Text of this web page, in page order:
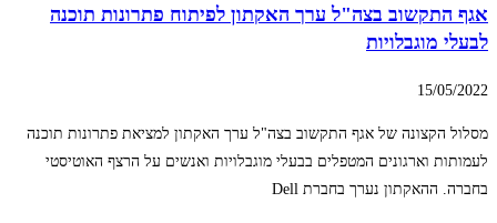
אגף התקשוב בצה"ל ערך האקתון לפיתוח פתרונות תוכנה
לבעלי מוגבלויות
15/05/2022
מסלול הקצונה של אגף התקשוב בצה"ל ערך האקתון למציאת פתרונות תוכנה
לעמותות וארגונים המטפלים בבעלי מוגבלויות ואנשים על הרצף האוטיסטי
בחברה. ההאקתון נערך בחברת Dell